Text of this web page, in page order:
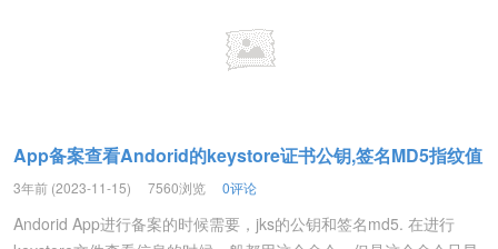
App备案查看Andorid的keystore证书公钥,签名MD5指纹值
3年前 (2023-11-15) 7560浏览 0评论
Andorid App进行备案的时候需要，jks的公钥和签名md5. 在进行